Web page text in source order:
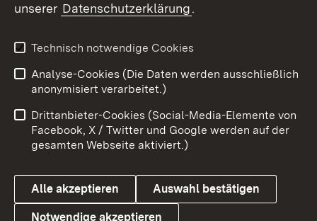
Youtube
Impressum
Kontakt
Barrierefreiheit
Datenschutz
Cookies
unserer Datenschutzerklärung.
Technisch notwendige Cookies
Analyse-Cookies (Die Daten werden ausschließlich
anonymisiert verarbeitet.)
Drittanbieter-Cookies (Social-Media-Elemente von
Facebook, X / Twitter und Google werden auf der
gesamten Webseite aktiviert.)
Alle akzeptieren Auswahl bestätigen
Notwendige akzeptieren